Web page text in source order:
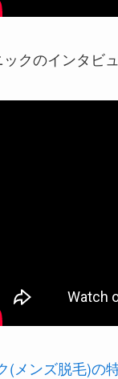
クのインタビ
(メンズ脱毛)の